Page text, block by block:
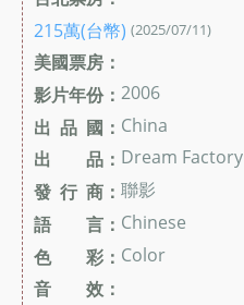
215萬(台幣) (2025/07/11)
美國票房：
影片年份： 2006
出 品 國： China
出 品： Dream Factory
發 行 商： 聯影
語 言： Chinese
色 彩： Color
音 效：